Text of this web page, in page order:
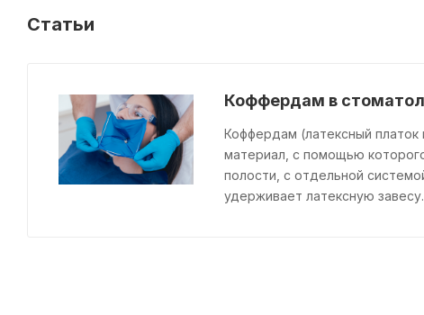
Статьи
Коффердам в
Коффердам (латексный
материал, с помощью
полости, с отдельной
удерживает латексную завесу.